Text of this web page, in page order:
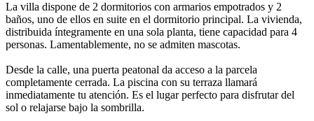
La villa dispone de 2 dormitorios con armarios empotrados y 2
baños, uno de ellos en suite en el dormitorio principal. La vivienda,
distribuida íntegramente en una sola planta, tiene capacidad para 4
personas. Lamentablemente, no se admiten mascotas.
Desde la calle, una puerta peatonal da acceso a la parcela
completamente cerrada. La piscina con su terraza llamará
inmediatamente tu atención. Es el lugar perfecto para disfrutar del
sol o relajarse bajo la sombrilla.